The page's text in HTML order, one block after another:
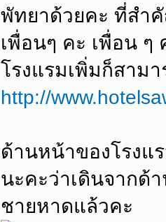
พัทยาด้วยคะ ที่สำ
เพื่อนๆ คะ เพื่อน ๆ
โรงแรมเพิ่มก็สาม
http://
ด้านหน้าของโรงแ
นะคะว่าเดินจากด้
ชายหาดแล้วคะ